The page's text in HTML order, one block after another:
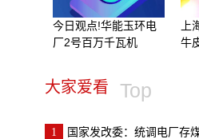
今日观点!华能玉环电
厂2号百万千瓦机
上
牛
大家爱看 Top
1 国家发改委：统调电厂存煤达